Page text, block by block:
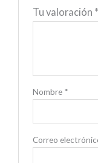
Tu valoración *
Nombre *
Correo